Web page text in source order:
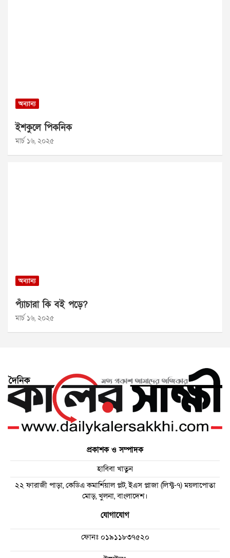
অন্যান্য
ইশকুলে পিকনিক
মার্চ ১৬, ২০২৫
অন্যান্য
প্যাঁচারা কি বই পড়ে?
মার্চ ১৬, ২০২৫
প্রকাশক ও সম্পাদক
হাবিবা খাতুন
২২ ফারাজী পাড়া, কেডিএ কমার্শিয়াল প্লট, ইএস প্লাজা (লিফ্ট-৭) ময়লাপোতা
মোড়, খুলনা, বাংলাদেশ।
যোগাযোগ
ফোনঃ০১৯১১৮৩৭৫২০